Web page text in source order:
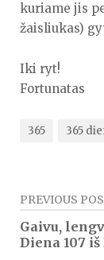
kuriame jis
žaisliukas)
Iki ryt!
Fortunatas
365 365
tarp
įrašų
PREVIOUS
Gaivu,
Diena 107 iš